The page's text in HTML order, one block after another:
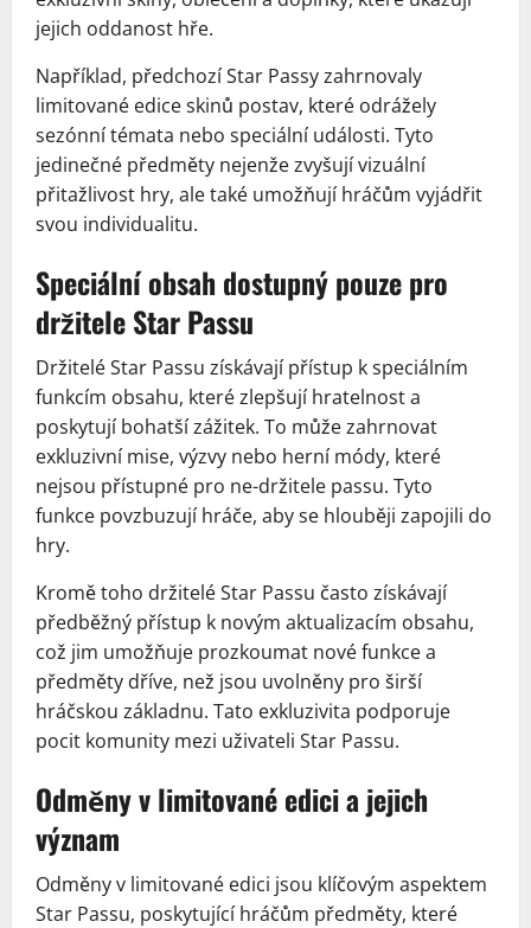
jejich oddanost hře.
Například, předchozí Star Passy zahrnovaly
limitované edice skinů postav, které odrážely
sezónní témata nebo speciální události. Tyto
jedinečné předměty nejenže zvyšují vizuální
přitažlivost hry, ale také umožňují hráčům vyjádřit
svou individualitu.
Speciální obsah dostupný pouze pro
držitele Star Passu
Držitelé Star Passu získávají přístup k speciálním
funkcím obsahu, které zlepšují hratelnost a
poskytují bohatší zážitek. To může zahrnovat
exkluzivní mise, výzvy nebo herní módy, které
nejsou přístupné pro ne-držitele passu. Tyto
funkce povzbuzují hráče, aby se hlouběji zapojili do
hry.
Kromě toho držitelé Star Passu často získávají
předběžný přístup k novým aktualizacím obsahu,
což jim umožňuje prozkoumat nové funkce a
předměty dříve, než jsou uvolněny pro širší
hráčskou základnu. Tato exkluzivita podporuje
pocit komunity mezi uživateli Star Passu.
Odměny v limitované edici a jejich
význam
Odměny v limitované edici jsou klíčovým aspektem
Star Passu, poskytující hráčům předměty, které